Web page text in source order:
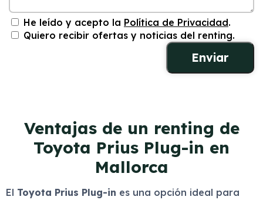
He leído y acepto la Política de Privacidad.
Quiero recibir ofertas y noticias del renting.
Ventajas de un renting de
Toyota Prius Plug-in en
Mallorca
El Toyota Prius Plug-in es una opción ideal para